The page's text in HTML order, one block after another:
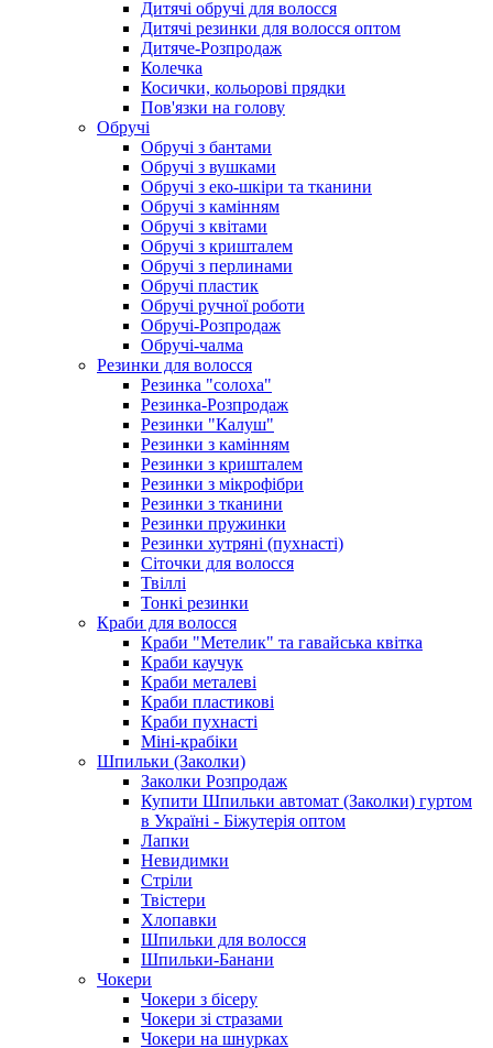
Дитячі обручі для волосся
Дитячі резинки для волосся оптом
Дитяче-Розпродаж
Колечка
Косички, кольорові прядки
Пов'язки на голову
Обручі
Обручі з бантами
Обручі з вушками
Обручі з еко-шкіри та тканини
Обручі з камінням
Обручі з квітами
Обручі з кришталем
Обручі з перлинами
Обручі пластик
Обручі ручної роботи
Обручі-Розпродаж
Обручі-чалма
Резинки для волосся
Резинка "солоха"
Резинка-Розпродаж
Резинки "Калуш"
Резинки з камінням
Резинки з кришталем
Резинки з мікрофібри
Резинки з тканини
Резинки пружинки
Резинки хутряні (пухнасті)
Сіточки для волосся
Твіллі
Тонкі резинки
Краби для волосся
Краби "Метелик" та гавайська квітка
Краби каучук
Краби металеві
Краби пластикові
Краби пухнасті
Міні-крабіки
Шпильки (Заколки)
Заколки Розпродаж
Купити Шпильки автомат (Заколки) гуртом
в Україні - Біжутерія оптом
Лапки
Невидимки
Стріли
Твістери
Хлопавки
Шпильки для волосся
Шпильки-Банани
Чокери
Чокери з бісеру
Чокери зі стразами
Чокери на шнурках